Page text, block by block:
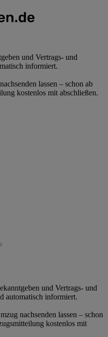
und Vertrags- und
informiert.
lassen – schon ab
kostenlos mit abschließen.
und Vertrags- und
automatisch informiert.
nachsenden lassen – schon
kostenlos mit